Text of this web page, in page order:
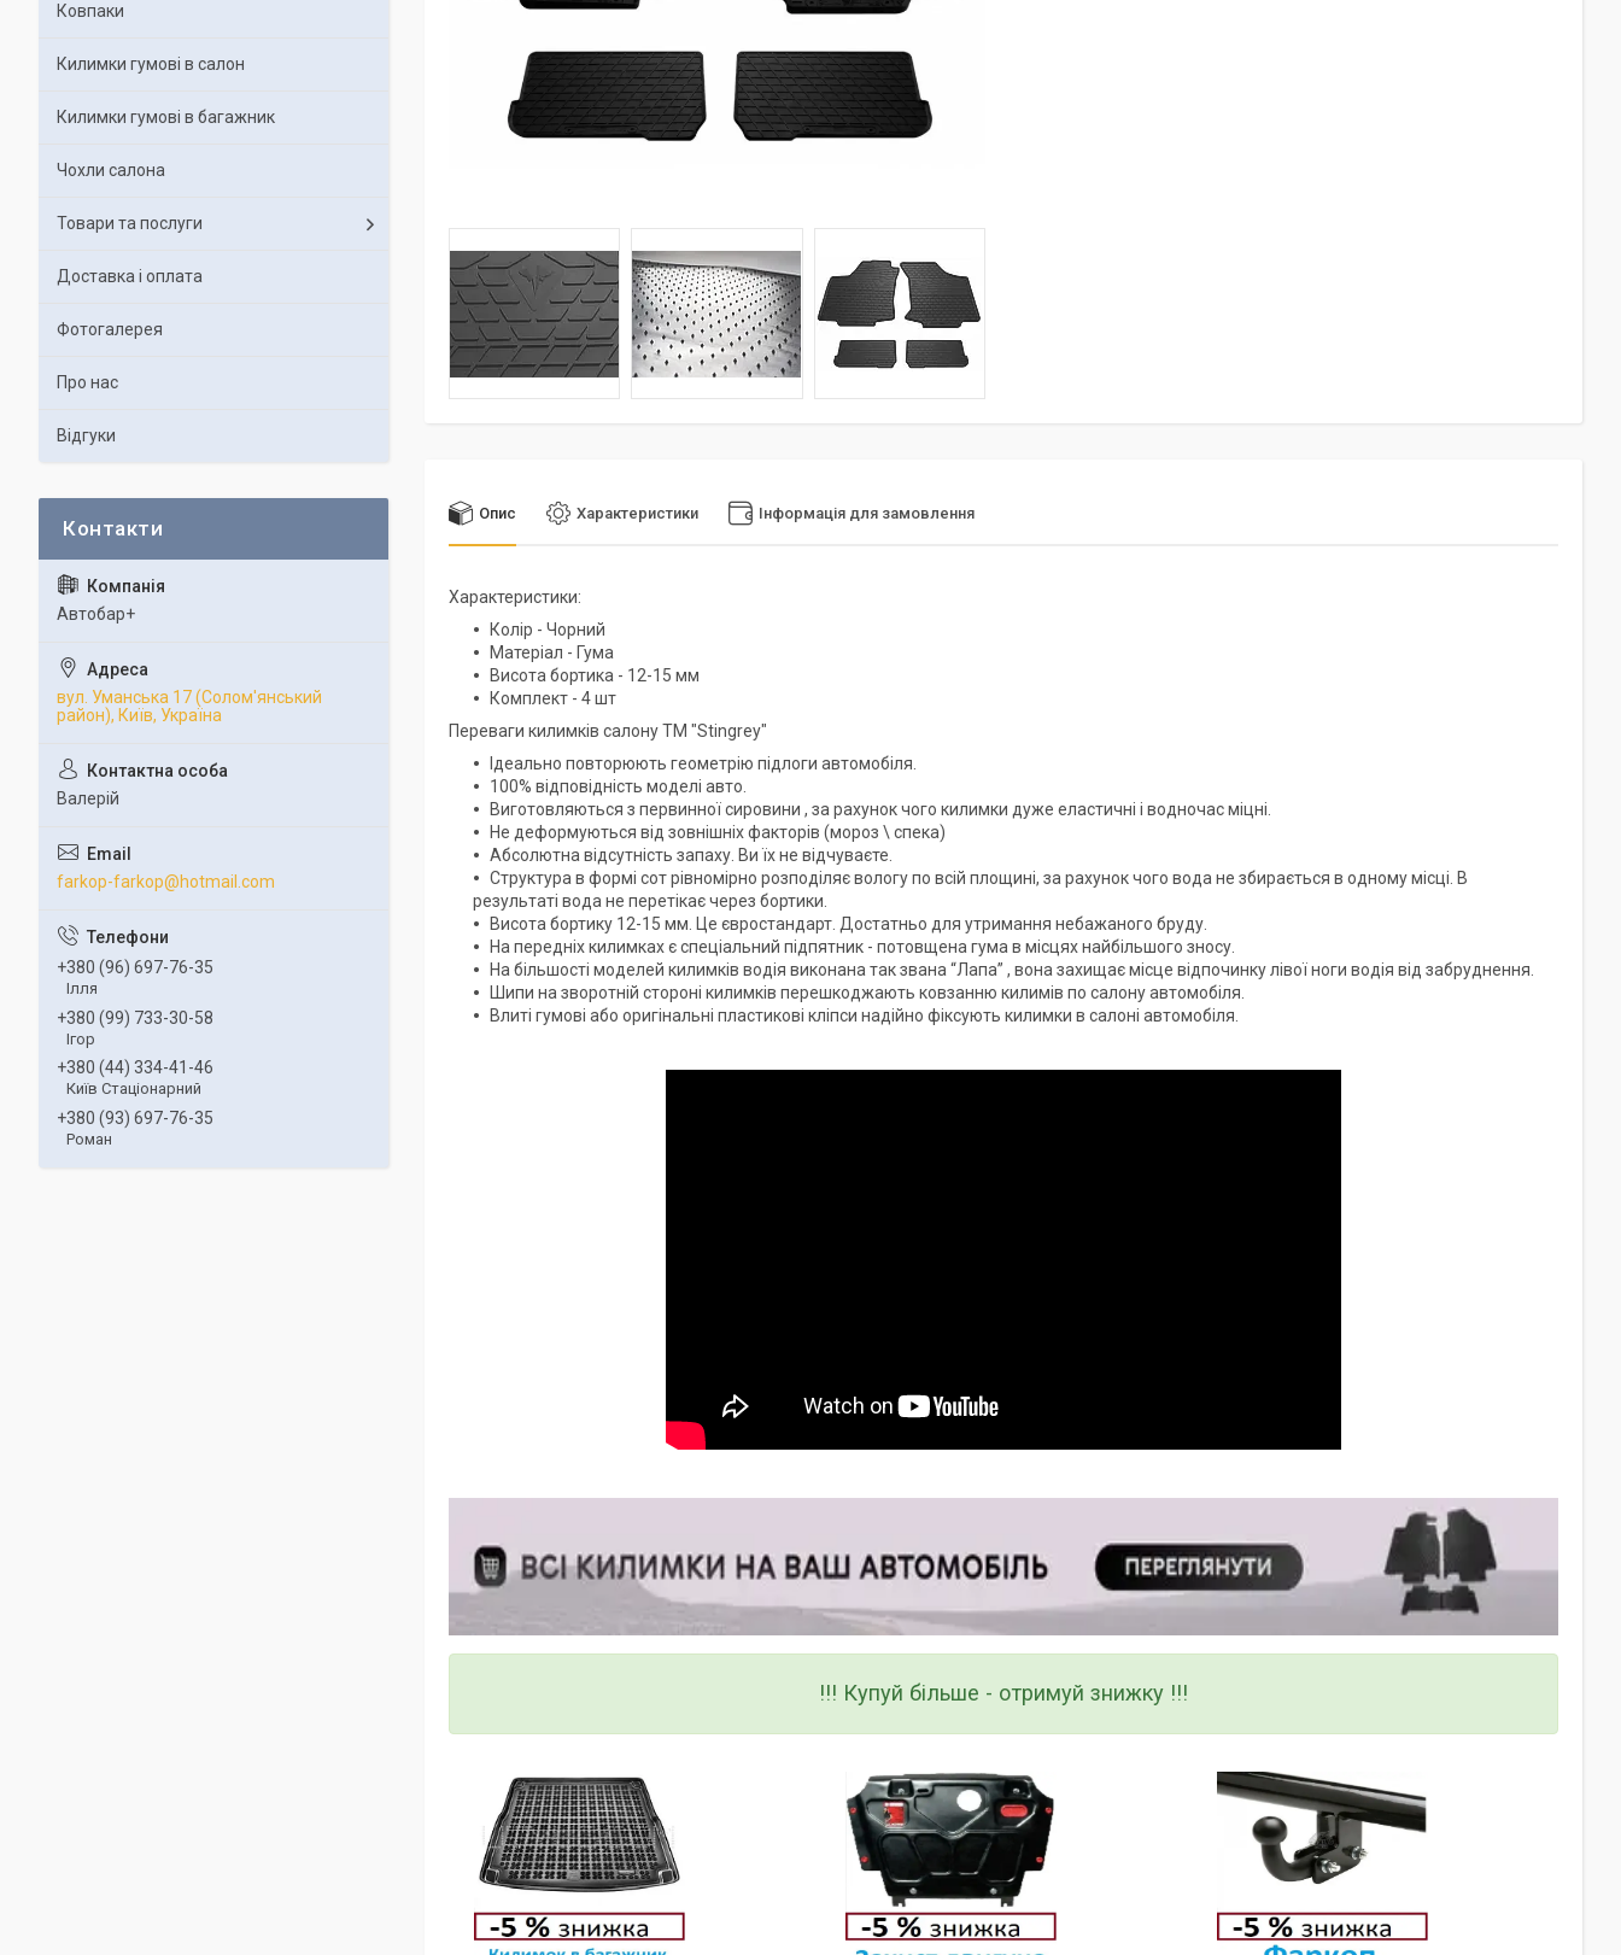
Опис Характеристики Інформація для замовлення
Характеристики:
Колір - Чорний
Матеріал - Гума
Висота бортика - 12-15 мм
Комплект - 4 шт
Переваги килимків салону ТМ "Stingrey"
Ідеально повторюють геометрію підлоги автомобіля.
100% відповідність моделі авто.
Виготовляються з первинної сировини , за рахунок чого килимки дуже еластичні і водночас міцні.
Не деформуються від зовнішніх факторів (мороз \ спека)
Абсолютна відсутність запаху. Ви їх не відчуваєте.
Структура в формі сот рівномірно розподіляє вологу по всій площині, за рахунок чого вода не збирається в одному місці. В
результаті вода не перетікає через бортики.
Висота бортику 12-15 мм. Це євростандарт. Достатньо для утримання небажаного бруду.
На передніх килимках є спеціальний підпятник - потовщена гума в місцях найбільшого зносу.
На більшості моделей килимків водія виконана так звана “Лапа” , вона захищає місце відпочинку лівої ноги водія від забруднення.
Шипи на зворотній стороні килимків перешкоджають ковзанню килимів по салону автомобіля.
Влиті гумові або оригінальні пластикові кліпси надійно фіксують килимки в салоні автомобіля.
!!! Купуй більше - отримуй знижку !!!
Ковпаки
Килимки гумові в салон
Килимки гумові в багажник
Чохли салона
Товари та послуги
Доставка і оплата
Фотогалерея
Про нас
Відгуки
Автобар+
вул. Уманська 17 (Солом'янський
район), Київ, Україна
Валерій
farkop-farkop@hotmail.com
+380 (96) 697-76-35
Ілля
+380 (99) 733-30-58
Ігор
+380 (44) 334-41-46
Київ Стаціонарний
+380 (93) 697-76-35
Роман